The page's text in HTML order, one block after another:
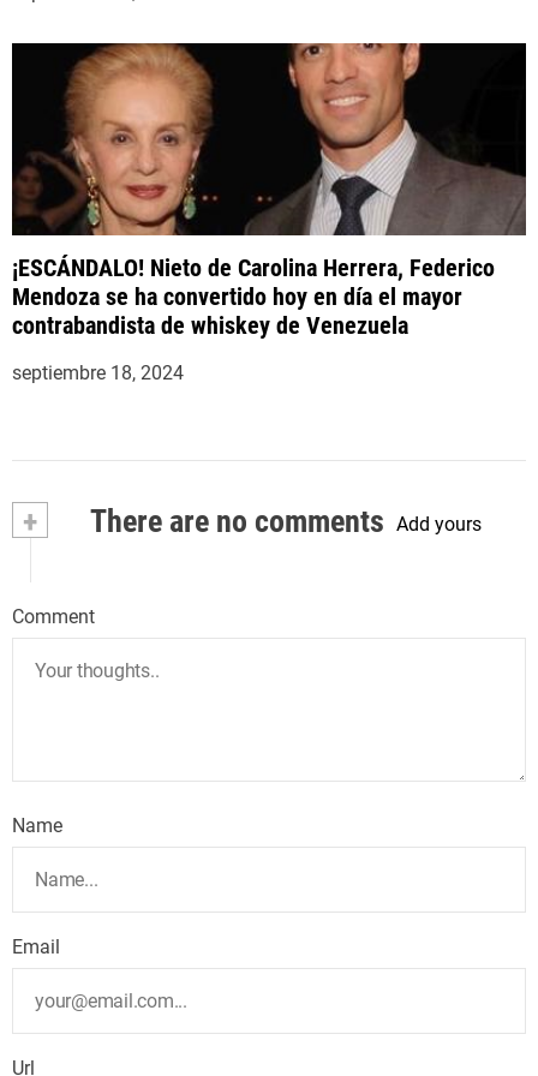
¡ESCÁNDALO! Nieto de Carolina Herrera, Federico
Mendoza se ha convertido hoy en día el mayor
contrabandista de whiskey de Venezuela
septiembre 18, 2024
+ There are no comments Add yours
Comment
Name
Email
Url